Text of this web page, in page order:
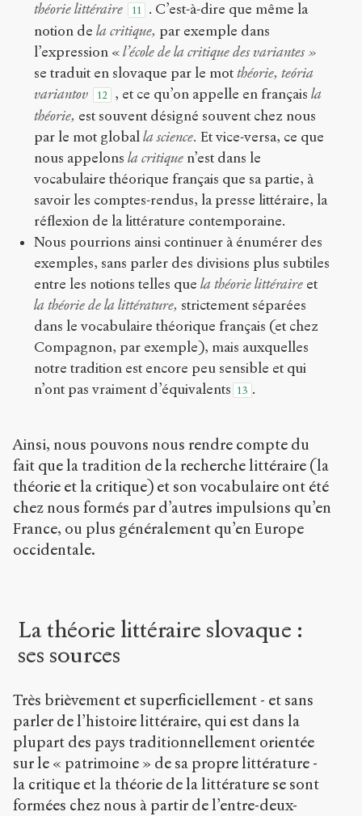
théorie littéraire
11 . C’est-à-dire que même la
notion dela critique, par exemple dans
l’expression «l’école de la critique des variantes »
se traduit en slovaque par le motthéorie, teória
variantov
12 , et ce qu’on appelle en françaisla
théorie, est souvent désigné souvent chez nous
par le mot globalla science. Et vice-versa, ce que
nous appelonsla critique n’est dans le
vocabulaire théorique français que sa partie, à
savoir les comptes-rendus, la presse littéraire, la
réflexion de la littérature contemporaine.
Nous pourrions ainsi continuer à énumérer des
exemples, sans parler des divisions plus subtiles
entre les notions telles quela théorie littéraire et
la théorie de la littérature, strictement séparées
dans le vocabulaire théorique français (et chez
Compagnon, par exemple), mais auxquelles
notre tradition est encore peu sensible et qui
n’ont pas vraiment d’équivalents 13 .
Ainsi, nous pouvons nous rendre compte du
fait que la tradition de la recherche littéraire (la
théorie et la critique) et son vocabulaire ont été
chez nous formés par d’autres impulsions qu’en
France, ou plus généralement qu’en Europe
occidentale.
La théorie littéraire slovaque :
ses sources
Très brièvement et superficiellement - et sans
parler de l’histoire littéraire, qui est dans la
plupart des pays traditionnellement orientée
sur le « patrimoine » de sa propre littérature -
la critique et la théorie de la littérature se sont
formées chez nous à partir de l’entre-deux-